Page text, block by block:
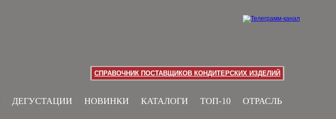
СПРАВОЧНИК ПОСТАВЩИКОВ КОНДИТЕРСКИХ ИЗДЕЛИЙ
ДЕГУСТАЦИИ НОВИНКИ КАТАЛОГИ ТОП-10 ОТРАСЛЬ